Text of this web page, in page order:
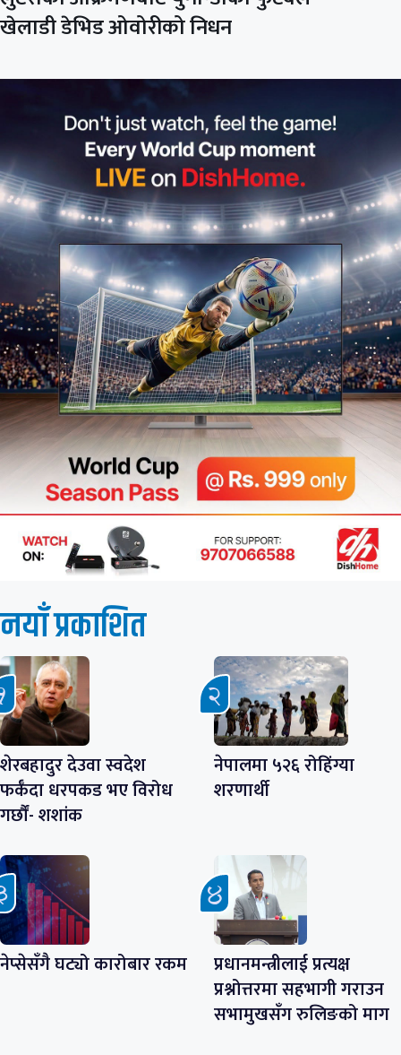
खेलाडी डेभिड ओवोरीको निधन
नयाँ प्रकाशित
शेरबहादुर देउवा स्वदेश
फर्कँदा धरपकड भए विरोध
गर्छौं- शशांक
नेपालमा ५२६ रोहिंग्या
शरणार्थी
नेप्सेसँगै घट्यो कारोबार रकम
प्रधानमन्त्रीलाई प्रत्यक्ष
प्रश्नोत्तरमा सहभागी गराउन
सभामुखसँग रुलिङको माग